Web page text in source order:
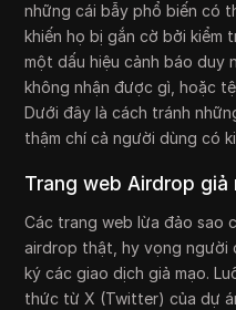
những cái bẫy phổ biến có
khiến họ bị gắn cờ bởi kiểm
một dấu hiệu cảnh báo duy
không nhận được gì, hoặc
Dưới đây là cách tránh
thậm chí cả người dùng có
Trang web Airdrop giả
Các trang web lừa đảo sao
airdrop thật, hy vọng người
ký các giao dịch giả mạo.
thức từ X (Twitter) của dự